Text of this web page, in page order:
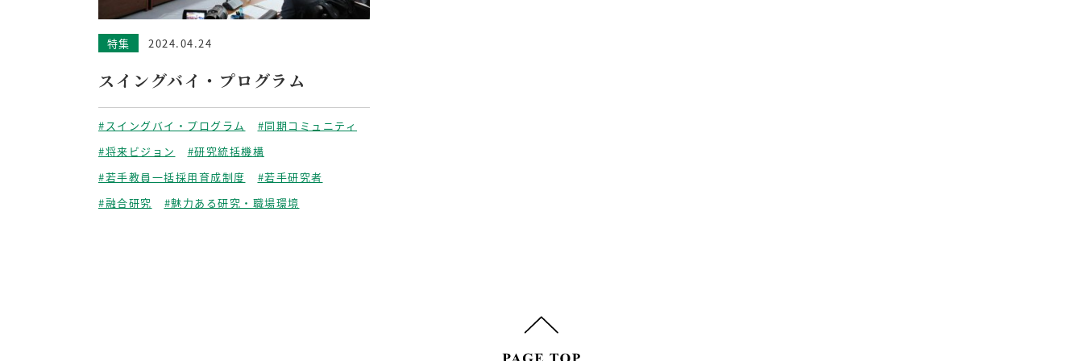
特集 2024.04.24
スイングバイ・プログラム
#スイングバイ・プログラム
#同期コミュニティ
#将来ビジョン
#研究統括機構
#若手教員一括採用育成制度
#若手研究者
#融合研究
#魅力ある研究・職場環境